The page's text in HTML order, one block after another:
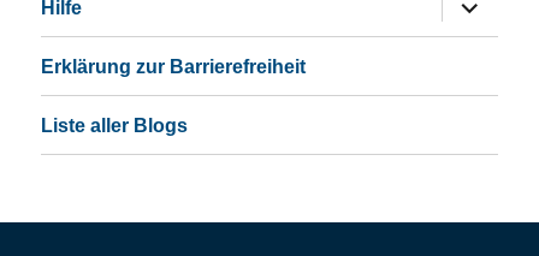
Hilfe
öffnen
Erklärung zur Barrierefreiheit
Liste aller Blogs